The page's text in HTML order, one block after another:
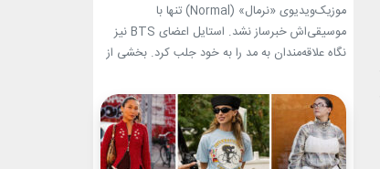
موزیک‌ویدیوی «نرمال» (Normal) تنها با
موسیقی‌اش خبرساز نشد. استایل اعضای BTS نیز
نگاه علاقه‌مندان به مد را به خود جلب کرد. بخشی از
به طراح آمریکاییِ ایرانی‌تبار، مایک امیری، انتخاب
شده بود. جسارت در استایل‌های امیری BTS همان
ویژگی مشترکی است که در تمام این اوت‌فیت‌ها
دیده...